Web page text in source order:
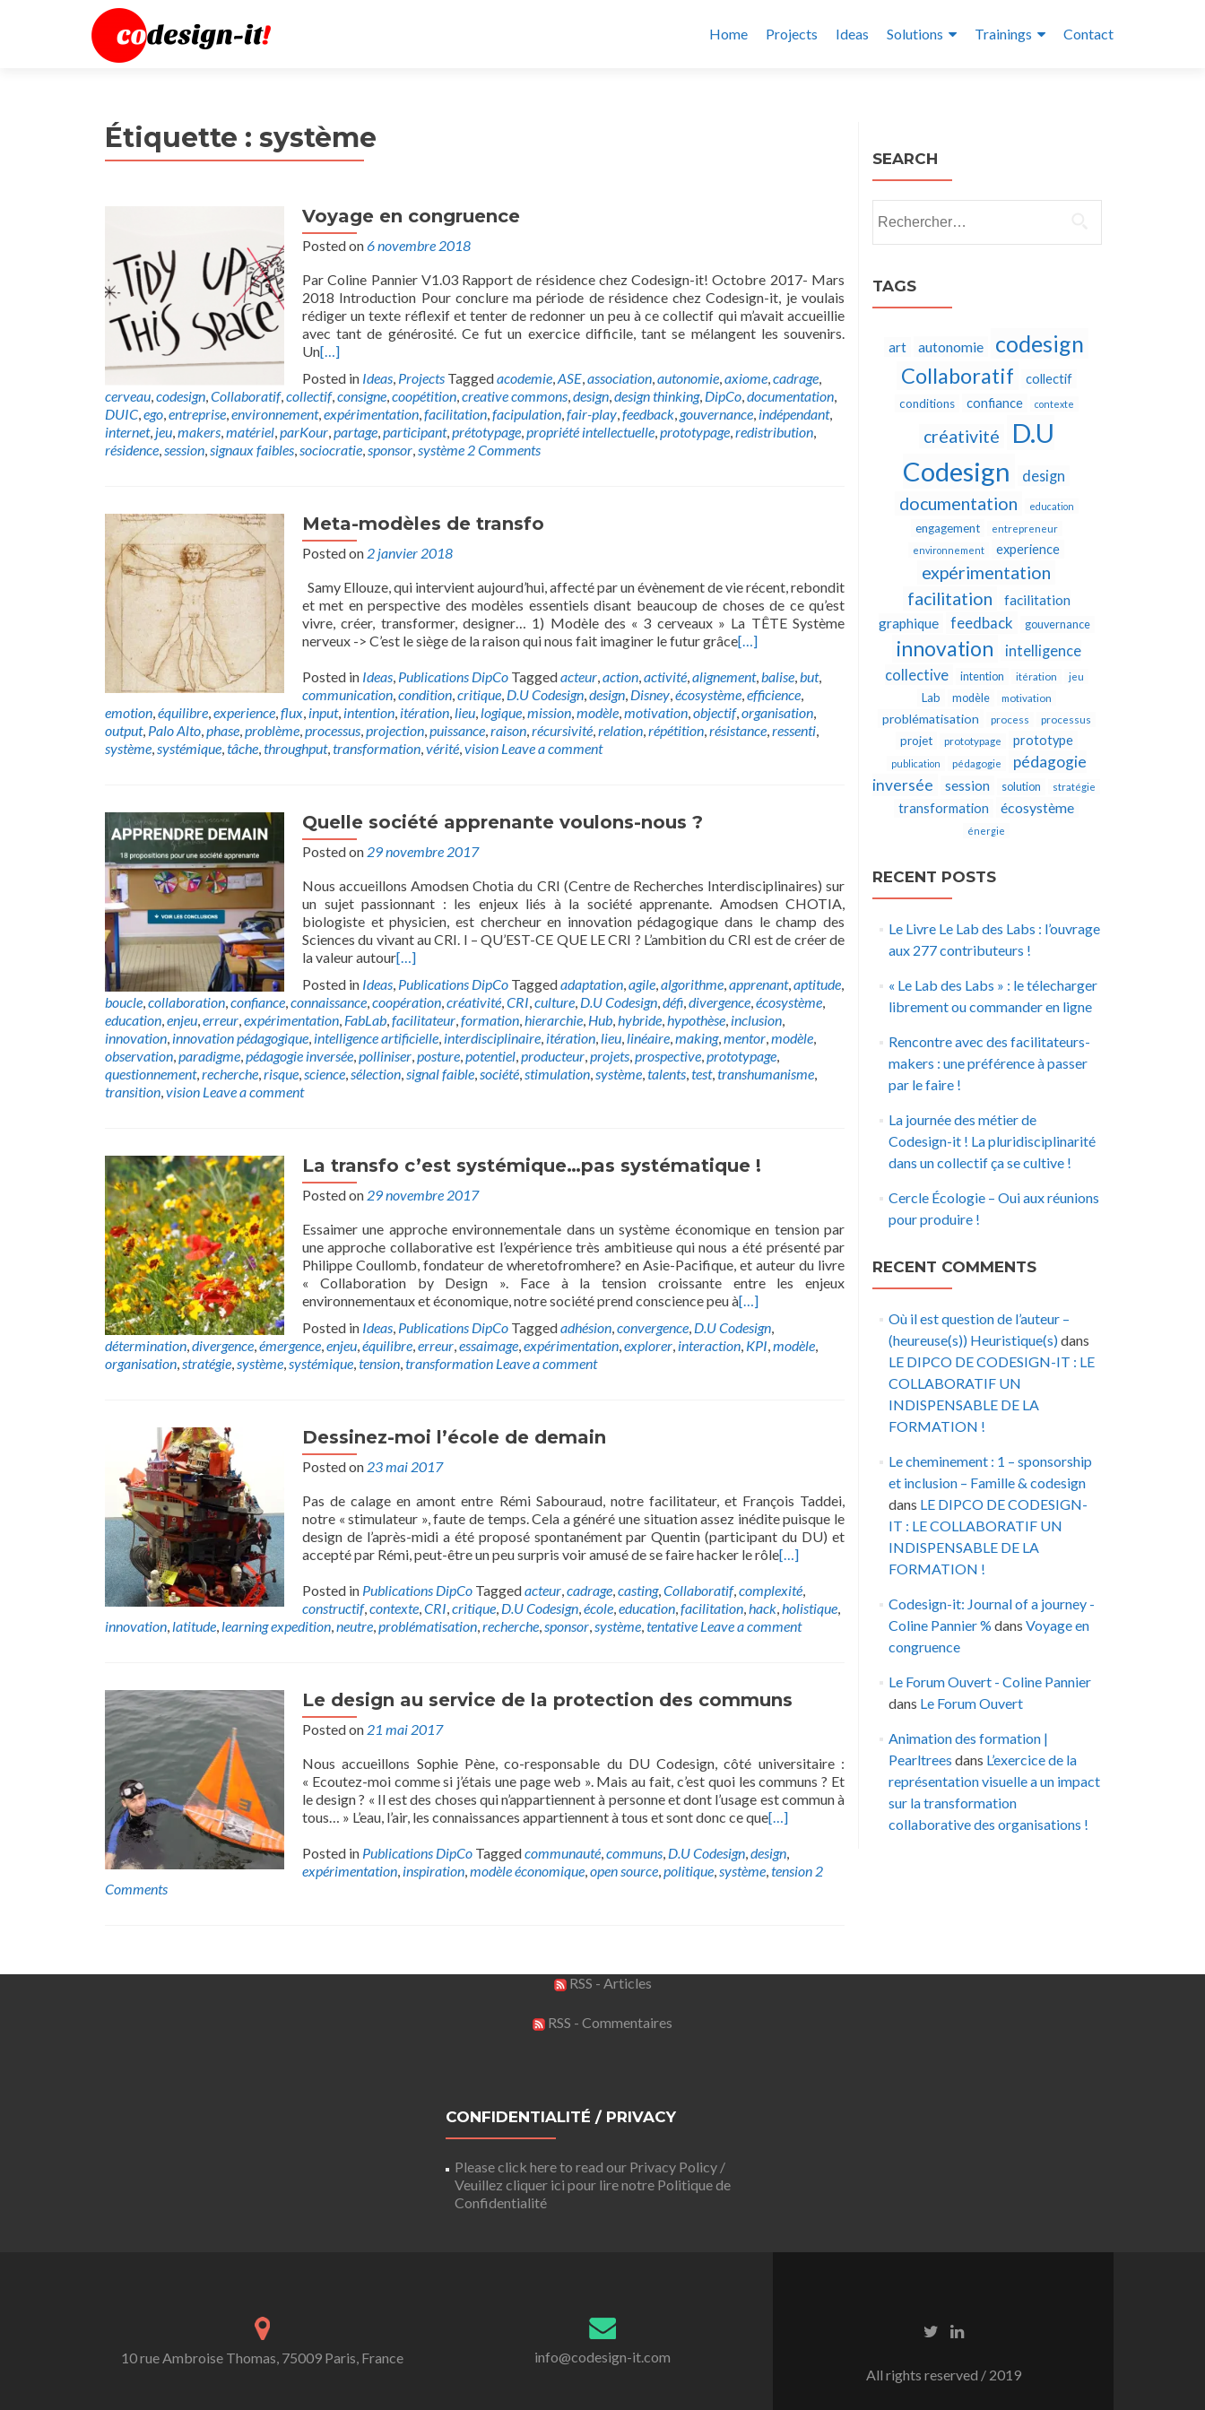
Home Projects Ideas Solutions Trainings Contact
Étiquette : système
Voyage en congruence
Posted on6 novembre 2018
Par Coline Pannier V1.03 Rapport de résidence chez Codesign-it! Octobre 2017- Mars
2018 Introduction Pour conclure ma période de résidence chez Codesign-it, je voulais
rédiger un texte réflexif et tenter de redonner un peu à ce collectif qui m’avait accueillie
avec tant de générosité. Ce fut un exercice difficile, tant se mélangent les souvenirs.
Un[…]
Posted in Ideas, Projects Taggedacodemie,ASE,association,autonomie,axiome,cadrage,
cerveau,codesign,Collaboratif,collectif,consigne,coopétition,creative commons,design,design thinking, DipCo,documentation,
DUIC,ego,entreprise,environnement,expérimentation,facilitation,facipulation,fair-play,feedback,gouvernance, indépendant,
internet, jeu,makers,matériel,parKour,partage,participant,prétotypage,propriété intellectuelle,prototypage,redistribution,
résidence,session,signaux faibles,sociocratie,sponsor,système 2 Comments
Meta-modèles de transfo
Posted on 2 janvier 2018
Samy Ellouze, qui intervient aujourd’hui, affecté par un évènement de vie récent, rebondit
et met en perspective des modèles essentiels disant beaucoup de choses de ce qu’est
vivre, créer, transformer, designer… 1) Modèle des « 3 cerveaux » La TÊTE Système
nerveux -> C’est le siège de la raison qui nous fait imaginer le futur grâce[…]
Posted in Ideas, Publications DipCo Taggedacteur,action,activité,alignement,balise,but,
communication,condition,critique, D.U Codesign,design, Disney,écosystème,efficience,
emotion,équilibre,experience,flux, input, intention, itération, lieu, logique,mission,modèle,motivation,objectif,organisation,
output, Palo Alto,phase,problème,processus,projection,puissance,raison,récursivité,relation,répétition,résistance,ressenti,
système,systémique,tâche,throughput,transformation,vérité,vision Leave a comment
Quelle société apprenante voulons-nous ?
Posted on 29 novembre 2017
Nous accueillons Amodsen Chotia du CRI (Centre de Recherches Interdisciplinaires) sur
un sujet passionnant : les enjeux liés à la société apprenante. Amodsen CHOTIA,
biologiste et physicien, est chercheur en innovation pédagogique dans le champ des
Sciences du vivant au CRI. I – QU’EST-CE QUE LE CRI ? L’ambition du CRI est de créer de
la valeur autour[…]
Posted in Ideas, Publications DipCo Taggedadaptation,agile,algorithme,apprenant,aptitude,
boucle,collaboration,confiance,connaissance,coopération,créativité,CRI,culture, D.U Codesign,défi,divergence,écosystème,
education,enjeu,erreur,expérimentation, FabLab,facilitateur,formation,hierarchie, Hub,hybride,hypothèse, inclusion,
innovation, innovation pédagogique, intelligence artificielle, interdisciplinaire, itération, lieu, linéaire,making,mentor,modèle,
observation,paradigme,pédagogie inversée,polliniser,posture,potentiel,producteur,projets,prospective,prototypage,
questionnement,recherche,risque,science,sélection,signal faible,société,stimulation,système,talents,test,transhumanisme,
transition,vision Leave a comment
La transfo c’est systémique…pas systématique !
Posted on 29 novembre 2017
Essaimer une approche environnementale dans un système économique en tension par
une approche collaborative est l’expérience très ambitieuse qui nous a été présenté par
Philippe Coullomb, fondateur de wheretofromhere? en Asie-Pacifique, et auteur du livre
« Collaboration by Design ». Face à la tension croissante entre les enjeux
environnementaux et économique, notre société prend conscience peu à[…]
Posted in Ideas, Publications DipCo Taggedadhésion,convergence, D.U Codesign,
détermination,divergence,émergence,enjeu,équilibre,erreur,essaimage,expérimentation,explorer, interaction, KPI,modèle,
organisation,stratégie,système,systémique,tension,transformation Leave a comment
Dessinez-moi l’école de demain
Posted on 23 mai 2017
Pas de calage en amont entre Rémi Sabouraud, notre facilitateur, et François Taddei,
notre « stimulateur », faute de temps. Cela a généré une situation assez inédite puisque le
design de l’après-midi a été proposé spontanément par Quentin (participant du DU) et
accepté par Rémi, peut-être un peu surpris voir amusé de se faire hacker le rôle[…]
Posted in Publications DipCo Taggedacteur,cadrage,casting,Collaboratif,complexité,
constructif,contexte,CRI,critique, D.U Codesign,école,education,facilitation,hack,holistique,
innovation, latitude, learning expedition,neutre,problématisation,recherche,sponsor,système,tentative Leave a comment
Le design au service de la protection des communs
Posted on 21 mai 2017
Nous accueillons Sophie Pène, co-responsable du DU Codesign, côté universitaire :
« Ecoutez-moi comme si j’étais une page web ». Mais au fait, c’est quoi les communs ? Et
le design ? « Il est des choses qui n’appartiennent à personne et dont l’usage est commun à
tous… » L’eau, l’air, les connaissances appartiennent à tous et sont donc ce que[…]
Posted in Publications DipCo Taggedcommunauté,communs, D.U Codesign,design,
expérimentation, inspiration,modèle économique,open source,politique,système,tension 2
Comments
Posts
SEARCH
TAGS
art autonomie codesign
Collaboratif collectif
conditions confiance contexte
créativité
D.U
Codesign
design
documentation education
engagement
entrepreneur
environnement
experience
expérimentation
facilitation
facilitation
graphique
feedback gouvernance
innovation
intelligence
collective
intention itération jeu
Lab modèle motivation
problématisation process processus
projet prototypage prototype
publication pédagogie
pédagogie
inversée
session solution stratégie
transformation écosystème
énergie
RECENT POSTS
Le Livre Le Lab des Labs : l’ouvrage
aux 277 contributeurs !
« Le Lab des Labs » : le télecharger
librement ou commander en ligne
Rencontre avec des facilitateurs-
makers : une préférence à passer
par le faire !
La journée des métier de
Codesign-it ! La pluridisciplinarité
dans un collectif ça se cultive !
Cercle Écologie – Oui aux réunions
pour produire !
RECENT COMMENTS
Où il est question de l’auteur –
(heureuse(s)) Heuristique(s)dans
LE DIPCO DE CODESIGN-IT : LE
COLLABORATIF UN
INDISPENSABLE DE LA
FORMATION !
Le cheminement : 1 – sponsorship
et inclusion – Famille & codesign
dans LE DIPCO DE CODESIGN-
IT : LE COLLABORATIF UN
INDISPENSABLE DE LA
FORMATION !
Codesign-it: Journal of a journey -
Coline Pannier % dans Voyage en
congruence
Le Forum Ouvert - Coline Pannier
dans Le Forum Ouvert
Animation des formation |
Pearltrees dans L’exercice de la
représentation visuelle a un impact
sur la transformation
collaborative des organisations !
RSS - Articles
RSS - Commentaires
CONFIDENTIALITÉ / PRIVACY
Please click here to read our Privacy Policy /
Veuillez cliquer ici pour lire notre Politique de
Confidentialité
10 rue Ambroise Thomas, 75009 Paris, France
info@codesign-it.com
All rights reserved / 2019